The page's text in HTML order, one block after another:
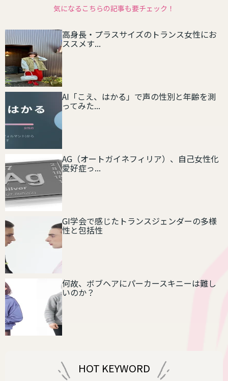
気になるこちらの記事も要チェック！
高身長・プラスサイズのトランス女性にお
ススメす...
AI「こえ、はかる」で声の性別と年齢を測
ってみた...
AG（オートガイネフィリア）、自己女性化
愛好症っ...
GI学会で感じたトランスジェンダーの多様
性と包括性
何故、ボブヘアにパーカースキニーは難し
いのか？
HOT KEYWORD